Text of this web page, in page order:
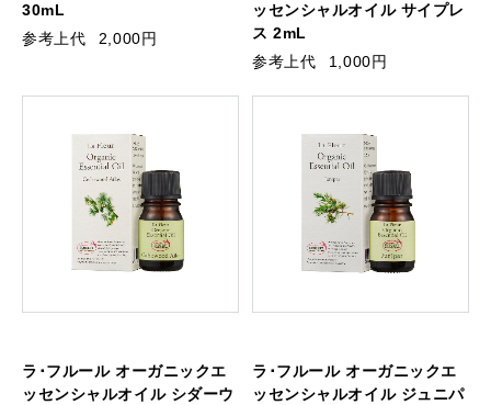
30mL
参考上代
2,000円
ッセンシャルオイル サイプレ
ス 2mL
参考上代
1,000円
ラ･フルール オーガニックエ
ッセンシャルオイル シダーウ
ラ･フルール オーガニックエ
ッセンシャルオイル ジュニパ